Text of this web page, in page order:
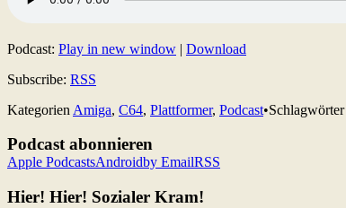
Podcast: Play in new window | Download
Subscribe: RSS
Kategorien Amiga, C64, Plattformer, Podcast•Schlagwörter
Podcast abonnieren
Apple PodcastsAndroidby EmailRSS
Hier! Hier! Sozialer Kram!